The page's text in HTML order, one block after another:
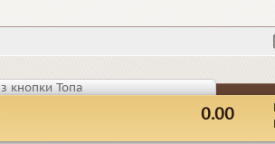
кнопки Топа
0.00